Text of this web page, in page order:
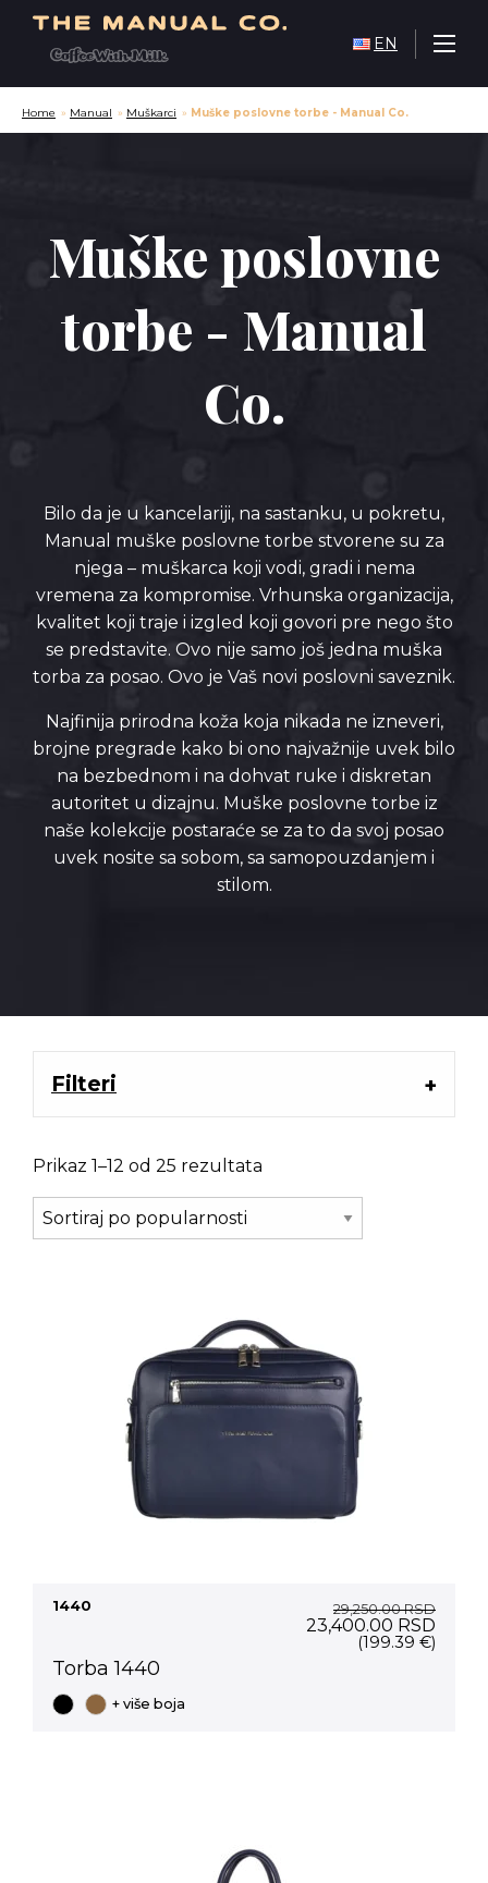
EN
Home » Manual » Muškarci » Muške poslovne torbe - Manual Co.
Muške poslovne
torbe - Manual
Co.
Bilo da je u kancelariji, na sastanku, u pokretu,
Manual muške poslovne torbe stvorene su za
njega – muškarca koji vodi, gradi i nema
vremena za kompromise. Vrhunska organizacija,
kvalitet koji traje i izgled koji govori pre nego što
se predstavite. Ovo nije samo još jedna muška
torba za posao. Ovo je Vaš novi poslovni saveznik.
Najfinija prirodna koža koja nikada ne izneveri,
brojne pregrade kako bi ono najvažnije uvek bilo
na bezbednom i na dohvat ruke i diskretan
autoritet u dizajnu. Muške poslovne torbe iz
naše kolekcije postaraće se za to da svoj posao
uvek nosite sa sobom, sa samopouzdanjem i
stilom.
Filteri
Prikaz 1–12 od 25 rezultata
1440 29,250.00RSD
Original
price
23,400.00 RSD
(199.39 €)
Torba 1440
+ više boja